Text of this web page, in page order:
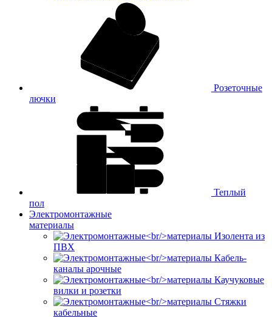
Розеточные
лючки
Теплый
пол
Электромонтажные
материалы
Изолента из
ПВХ
Кабель-
каналы арочные
Каучуковые
вилки и розетки
Стяжки
кабельные